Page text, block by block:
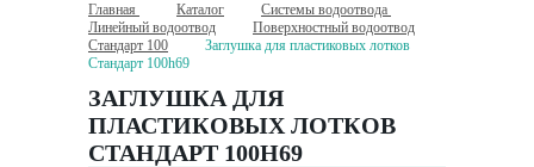
Главная Каталог
Системы водоотвода
Линейный водоотвод
Поверхностный водоотвод
Стандарт 100
Заглушка для пластиковых лотков
Стандарт 100h69
ЗАГЛУШКА ДЛЯ
ПЛАСТИКОВЫХ ЛОТКОВ
СТАНДАРТ 100H69